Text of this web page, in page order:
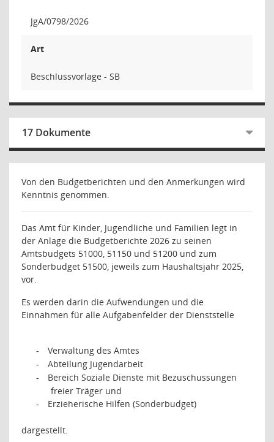
JgA/0798/2026
Art
Beschlussvorlage - SB
17 Dokumente
Von den Budgetberichten und den Anmerkungen wird
Kenntnis genommen.
Das Amt für Kinder, Jugendliche und Familien legt in
der Anlage die Budgetberichte 2026 zu seinen
Amtsbudgets 51000, 51150 und 51200 und zum
Sonderbudget 51500, jeweils zum Haushaltsjahr 2025,
vor.
Es werden darin die Aufwendungen und die
Einnahmen für alle Aufgabenfelder der Dienststelle
- Verwaltung des Amtes
- Abteilung Jugendarbeit
-
Bereich Soziale Dienste mit Bezuschussungen
freier Träger und
- Erzieherische Hilfen (Sonderbudget)
dargestellt.